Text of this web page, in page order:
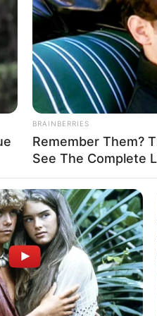
Feste. Die
zu einer bunten und
...
in-Zwangeingetragen
mit touristischen
BRAINBERRIES
Remember Them?
See The Complete